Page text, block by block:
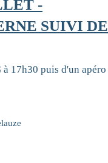
-
SUIVI DE
17h30 puis d'un apéro